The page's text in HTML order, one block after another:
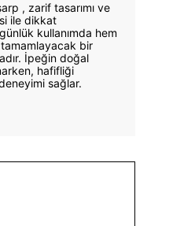
, zarif tasarımı ve
ile dikkat
kullanımda hem
tamamlayacak bir
İpeğin doğal
hafifliği
sağlar.